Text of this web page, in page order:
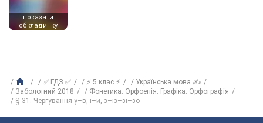
показати
обкладинку
✅ ГДЗ ✅ ⚡ 5 клас ⚡
Українська мова ✍
Заболотний 2018
Фонетика. Орфоепія. Графіка. Орфографія
§ 31. Чергування у–в, і–й, з–із–зі–зо